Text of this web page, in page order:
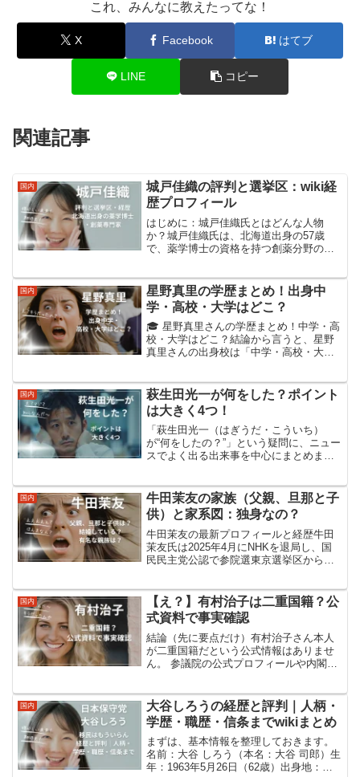
これ、みんなに教えたってな！
X Facebook はてブ
LINE コピー
関連記事
国内
城戸佳織の評判と選挙区：wiki経
歴プロフィール
はじめに：城戸佳織氏とはどんな人物
か？城戸佳織氏は、北海道出身の57歳
で、薬学博士の資格を持つ創薬分野の専
代表で立候補し、医療政策や社会保障へ
の関心から政治の道に...
国内
星野真里の学歴まとめ！出身中
学・高校・大学はどこ？
🎓 星野真里さんの学歴まとめ！中学・高
校・大学はどこ？結論から言うと、星野
真里さんの出身校は「中学・高校・大学
学までエスカレーターで進学していま
す。大学の学部は文学部フ...
国内
萩生田光一が何をした？ポイント
は大きく4つ！
「萩生田光一（はぎうだ・こういち）
が“何をしたの？”」という疑問に、ニュー
スでよく出る出来事を中心にまとめま
と把握できるようにしました。まず結
論：最近“何をした...
国内
牛田茉友の家族（父親、旦那と子
供）と家系図：独身なの？
牛田茉友の最新プロフィールと経歴牛田
茉友氏は2025年4月にNHKを退局し、国
民民主党公認で参院選東京選挙区から立
送局を歴任。2023年8月からは「日曜討
論」キャ...
国内
【え？】有村治子は二重国籍？公
式資料で事実確認
結論（先に要点だけ）有村治子さん本人
が二重国籍だという公式情報はありませ
ん。 参議院の公式プロフィールや内閣官
ん。むしろ有村さんは2016年10月の参議
院予算委員会で「政...
国内
大谷しろうの経歴と評判｜人柄・
学歴・職歴・信条までwikiまとめ
まずは、基本情報を整理しておきます。
名前：大谷 しろう（本名：大谷 司郎）生
年：1963年5月26日（62歳）出身地：大